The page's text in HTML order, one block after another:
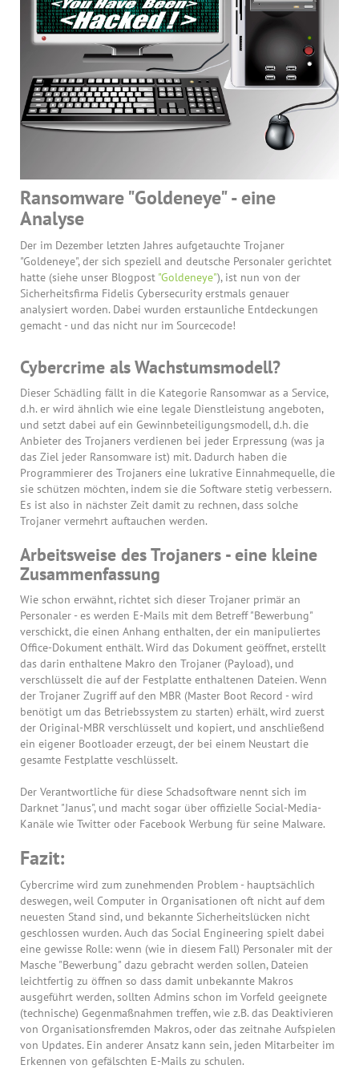
Ransomware "Goldeneye" - eine
Analyse
Der im Dezember letzten Jahres aufgetauchte Trojaner
"Goldeneye", der sich speziell and deutsche Personaler gerichtet
hatte (siehe unser Blogpost "Goldeneye"), ist nun von der
Sicherheitsfirma Fidelis Cybersecurity erstmals genauer
analysiert worden. Dabei wurden erstaunliche Entdeckungen
gemacht - und das nicht nur im Sourcecode!
Cybercrime als Wachstumsmodell?
Dieser Schädling fällt in die Kategorie Ransomwar as a Service,
d.h. er wird ähnlich wie eine legale Dienstleistung angeboten,
und setzt dabei auf ein Gewinnbeteiligungsmodell, d.h. die
Anbieter des Trojaners verdienen bei jeder Erpressung (was ja
das Ziel jeder Ransomware ist) mit. Dadurch haben die
Programmierer des Trojaners eine lukrative Einnahmequelle, die
sie schützen möchten, indem sie die Software stetig verbessern.
Es ist also in nächster Zeit damit zu rechnen, dass solche
Trojaner vermehrt auftauchen werden.
Arbeitsweise des Trojaners - eine kleine
Zusammenfassung
Wie schon erwähnt, richtet sich dieser Trojaner primär an
Personaler - es werden E-Mails mit dem Betreff "Bewerbung"
verschickt, die einen Anhang enthalten, der ein manipuliertes
Office-Dokument enthält. Wird das Dokument geöffnet, erstellt
das darin enthaltene Makro den Trojaner (Payload), und
verschlüsselt die auf der Festplatte enthaltenen Dateien. Wenn
der Trojaner Zugriff auf den MBR (Master Boot Record - wird
benötigt um das Betriebssystem zu starten) erhält, wird zuerst
der Original-MBR verschlüsselt und kopiert, und anschließend
ein eigener Bootloader erzeugt, der bei einem Neustart die
gesamte Festplatte veschlüsselt.
Der Verantwortliche für diese Schadsoftware nennt sich im
Darknet "Janus", und macht sogar über offizielle Social-Media-
Kanäle wie Twitter oder Facebook Werbung für seine Malware.
Fazit:
Cybercrime wird zum zunehmenden Problem - hauptsächlich
deswegen, weil Computer in Organisationen oft nicht auf dem
neuesten Stand sind, und bekannte Sicherheitslücken nicht
geschlossen wurden. Auch das Social Engineering spielt dabei
eine gewisse Rolle: wenn (wie in diesem Fall) Personaler mit der
Masche "Bewerbung" dazu gebracht werden sollen, Dateien
leichtfertig zu öffnen so dass damit unbekannte Makros
ausgeführt werden, sollten Admins schon im Vorfeld geeignete
(technische) Gegenmaßnahmen treffen, wie z.B. das Deaktivieren
von Organisationsfremden Makros, oder das zeitnahe Aufspielen
von Updates. Ein anderer Ansatz kann sein, jeden Mitarbeiter im
Erkennen von gefälschten E-Mails zu schulen.